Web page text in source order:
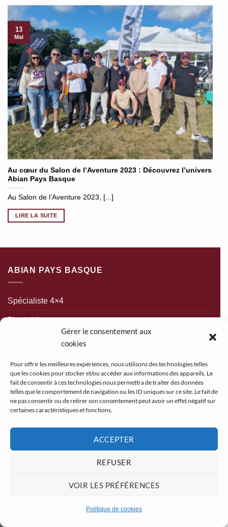
Gérer le consentement aux
cookies
Pour offrir les meilleures expériences, nous utilisons des technologies telles
que les cookies pour stocker et/ou accéder aux informations des appareils. Le
fait de consentir à ces technologies nous permettra de traiter des données
telles que le comportement de navigation ou les ID uniques sur ce site. Le fait de
ne pas consentir ou de retirer son consentement peut avoir un effet négatif sur
certaines caractéristiques et fonctions.
ACCEPTER
REFUSER
VOIR LES PRÉFÉRENCES
Politique de cookies
Au cœur du Salon de l’Aventure 2023 : Découvrez l’univers
Abian Pays Basque
Au Salon de l’Aventure 2023, [...]
LIRE LA SUITE
13
Mai
ABIAN PAYS BASQUE
Spécialiste 4×4
Blog abian
Garage automobile
SUPPORT
Contactez-nous